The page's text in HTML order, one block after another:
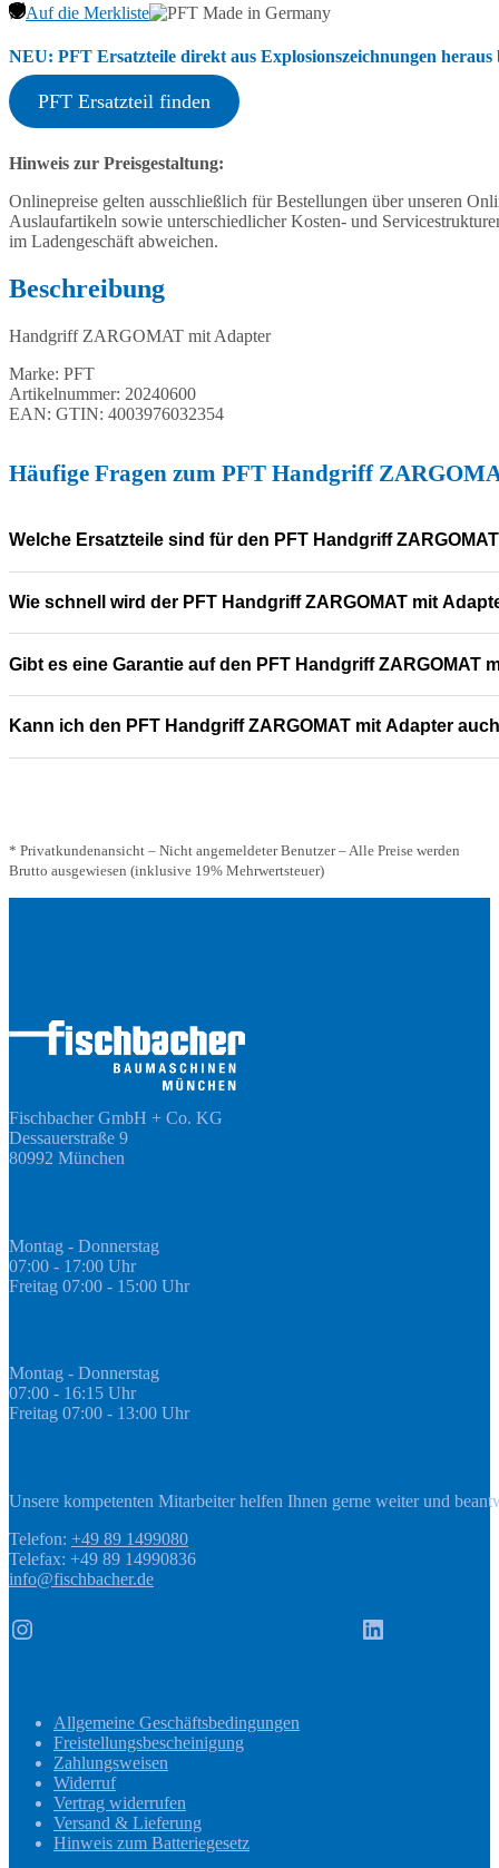
Auf die Merkliste
NEU: PFT Ersatzteile direkt aus Explosionszeichnungen heraus
PFT Ersatzteil finden
Hinweis zur Preisgestaltung:
Onlinepreise gelten ausschließlich für Bestellungen über unseren
Auslaufartikeln sowie unterschiedlicher Kosten- und
im Ladengeschäft abweichen.
Beschreibung
Handgriff ZARGOMAT mit Adapter
Marke: PFT
Artikelnummer: 20240600
EAN: GTIN: 4003976032354
Häufige Fragen zum PFT Handgriff
Welche Ersatzteile sind für den PFT Handgriff
Wie schnell wird der PFT Handgriff ZARGOMAT mit
Gibt es eine Garantie auf den PFT Handgriff ZARGOMAT
Kann ich den PFT Handgriff ZARGOMAT mit Adapter
* Privatkundenansicht – Nicht angemeldeter Benutzer – Alle Preise werden
Brutto ausgewiesen (inklusive 19% Mehrwertsteuer)
Fischbacher GmbH + Co. KG
Dessauerstraße 9
80992 München
Montag - Donnerstag
07:00 - 17:00 Uhr
Freitag 07:00 - 15:00 Uhr
Montag - Donnerstag
07:00 - 16:15 Uhr
Freitag 07:00 - 13:00 Uhr
Unsere kompetenten Mitarbeiter helfen Ihnen gerne weiter und
Telefon: +49 89 1499080
Telefax: +49 89 14990836
info@fischbacher.de
Instagram LinkedIn
Allgemeine Geschäftsbedingungen
Freistellungsbescheinigung
Zahlungsweisen
Widerruf
Vertrag widerrufen
Versand & Lieferung
Hinweis zum Batteriegesetz